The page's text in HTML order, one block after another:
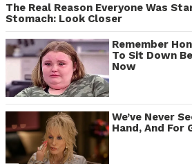
The Real Reason Everyone Was
Stomach: Look Closer
Remember
To Sit Down
Now
We’ve Never
Hand, And For